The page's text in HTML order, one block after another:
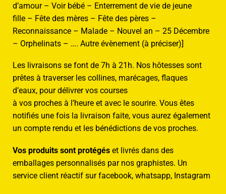
d’amour – Voir bébé – Enterrement de vie de jeune
fille – Fête des mères – Fête des pères –
Reconnaissance – Malade – Nouvel an – 25 Décembre
– Orphelinats – …. Autre évènement (à préciser)]
Les livraisons se font de 7h à 21h. Nos hôtesses sont
prêtes à traverser les collines, marécages, flaques
d’eaux, pour délivrer vos courses
à vos proches à l’heure et avec le sourire. Vous êtes
notifiés une fois la livraison faite, vous aurez également
un compte rendu et les bénédictions de vos proches.
Vos produits sont protégés et livrés dans des
emballages personnalisés par nos graphistes. Un
service client réactif sur facebook, whatsapp, Instagram